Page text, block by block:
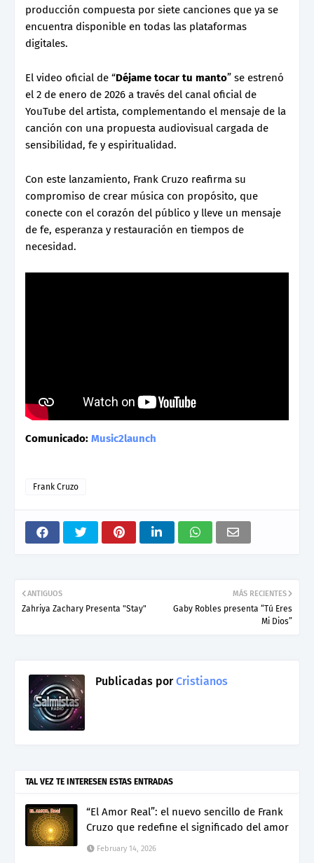
producción compuesta por siete canciones que ya se
encuentra disponible en todas las plataformas
digitales.
El video oficial de “Déjame tocar tu manto” se estrenó
el 2 de enero de 2026 a través del canal oficial de
YouTube del artista, complementando el mensaje de la
canción con una propuesta audiovisual cargada de
sensibilidad, fe y espiritualidad.
Con este lanzamiento, Frank Cruzo reafirma su
compromiso de crear música con propósito, que
conecte con el corazón del público y lleve un mensaje
de fe, esperanza y restauración en tiempos de
necesidad.
Comunicado: Music2launch
Frank Cruzo
MÁS RECIENTES
Gaby Robles presenta “Tú Eres
Mi Dios”
ANTIGUOS
Zahriya Zachary Presenta "Stay"
Publicadas porCristianos
TAL VEZ TE INTERESEN ESTAS ENTRADAS
“El Amor Real”: el nuevo sencillo de Frank
Cruzo que redefine el significado del amor
February 14, 2026